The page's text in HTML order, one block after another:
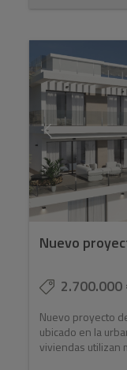
Nuevo
2.700.000
Nuevo proyecto
ubicado en la
viviendas utilizan